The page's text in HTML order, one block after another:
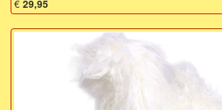
€ 29,95